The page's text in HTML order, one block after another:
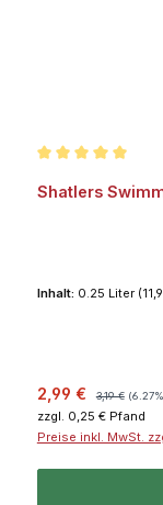
Shatlers
Inhalt: 0.25 Liter
Verkaufspreis:
2,99 € 3,19 €
zzgl. 0,25 € Pfand
Preise inkl. MwSt.